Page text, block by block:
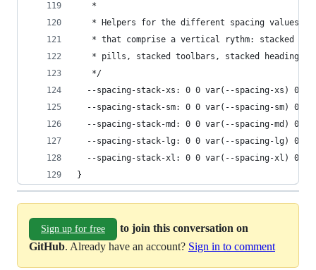
   *
* Helpers for the different spacing values
* that comprise a vertical rythm: stacked
* pills, stacked toolbars, stacked headings
   */
  --spacing-stack-xs: 0 0 var(--spacing-xs) 0;
  --spacing-stack-sm: 0 0 var(--spacing-sm) 0;
  --spacing-stack-md: 0 0 var(--spacing-md) 0;
  --spacing-stack-lg: 0 0 var(--spacing-lg) 0;
  --spacing-stack-xl: 0 0 var(--spacing-xl) 0;
}
Sign up for free
to join this conversation on
GitHub. Already have an account? Sign in to comment